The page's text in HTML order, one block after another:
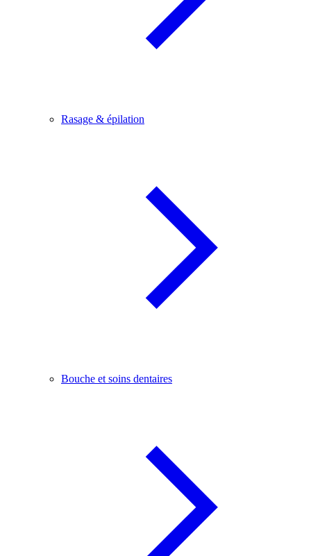
Rasage & épilation
Bouche et soins dentaires